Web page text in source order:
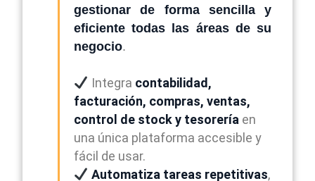
gestionar de forma sencilla y
eficiente todas las áreas de su
negocio.
Integra contabilidad,
facturación, compras, ventas,
control de stock y tesorería en
una única plataforma accesible y
fácil de usar.
Automatiza tareas repetitivas,